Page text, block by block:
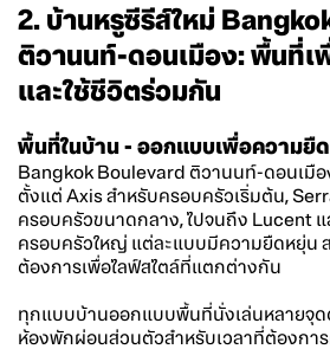
2. บ้านหรูซีรีส์ใหม่
ติวานนท์-ดอนเมือง: พื้นที่
และใช้ชีวิตร่วมกัน
พื้นที่ในบ้าน - ออกแบบเพื่อความยื
Bangkok Boulevard ติวานนท์-ดอนเมือ
ตั้งแต่ Axis สำหรับครอบครัวเริ่มต้น,
ครอบครัวขนาดกลาง, ไปจนถึง Lucent
ครอบครัวใหญ่ แต่ละแบบมีความยืดหยุ่น
ต้องการเพื่อไลฟ์สไตล์ที่แตกต่างกัน
ทุกแบบบ้านออกแบบพื้นที่นั่งเล่นหลายจุด
ห้องพักผ่อนส่วนตัวสำหรับเวลาที่ต้องกา